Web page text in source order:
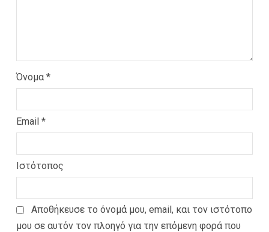
Όνομα *
Email *
Ιστότοπος
Αποθήκευσε το όνομά μου, email, και τον ιστότοπο
μου σε αυτόν τον πλοηγό για την επόμενη φορά που